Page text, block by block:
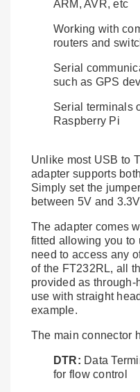
ARM, AVR, etc
Working with
routers and
Serial
such as GPS
Serial terminals
Raspberry Pi
Unlike most USB to
adapter supports
Simply set the
between 5V and
The adapter comes
fitted allowing you to
need to access any
of the FT232RL, all
provided as
use with straight
example.
The main connector
DTR: Data
for flow control